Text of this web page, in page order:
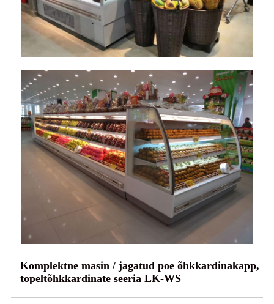
Komplektne masin / jagatud poe õhkkardinakapp,
topeltõhkkardinate seeria LK-WS